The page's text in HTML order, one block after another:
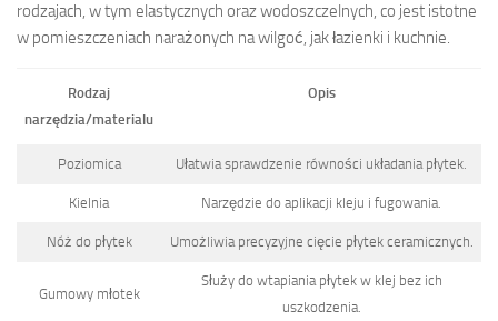
rodzajach, w tym elastycznych oraz wodoszczelnych, co jest istotne
w pomieszczeniach narażonych na wilgoć, jak łazienki i kuchnie.
Rodzaj
narzędzia/materialu
Opis
Poziomica Ułatwia sprawdzenie równości układania płytek.
Kielnia Narzędzie do aplikacji kleju i fugowania.
Nóż do płytek Umożliwia precyzyjne cięcie płytek ceramicznych.
Gumowy młotek
Służy do wtapiania płytek w klej bez ich
uszkodzenia.